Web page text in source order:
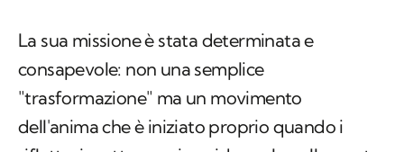
La sua missione è stata determinata e
consapevole: non una semplice
"trasformazione" ma un movimento
dell'anima che è iniziato proprio quando i